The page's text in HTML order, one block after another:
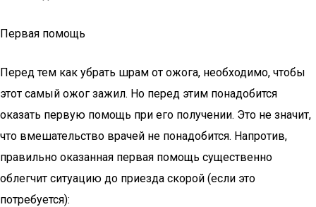
Первая помощь
Перед тем как убрать шрам от ожога, необходимо, чтобы
этот самый ожог зажил. Но перед этим понадобится
оказать первую помощь при его получении. Это не значит,
что вмешательство врачей не понадобится. Напротив,
правильно оказанная первая помощь существенно
облегчит ситуацию до приезда скорой (если это
потребуется):